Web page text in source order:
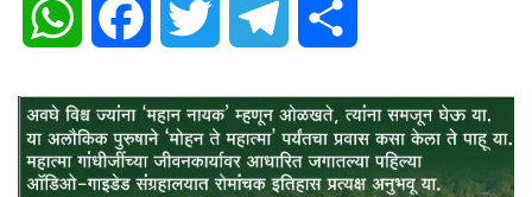
WhatsApp Facebook Twitter Telegram